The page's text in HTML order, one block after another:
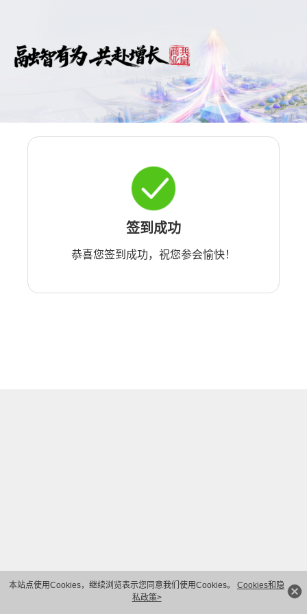
本站点使用Cookies，继续浏览表示您同意我们使用Cookies。 Cookies和隐
私政策>
签到成功
恭喜您签到成功，祝您参会愉快！